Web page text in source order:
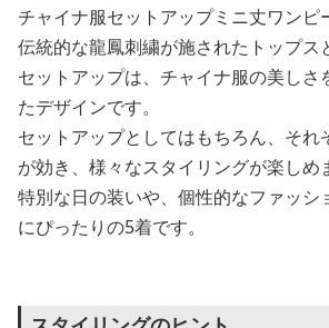
チャイナ服セットアップミニ丈ワンピ
伝統的な龍鳳刺繍が施されたトップス
セットアップは、チャイナ服の美しさ
たデザインです。
セットアップとしてはもちろん、それ
が効き、様々なスタイリングが楽しめ
特別な日の装いや、個性的なファッシ
にぴったりの5着です。